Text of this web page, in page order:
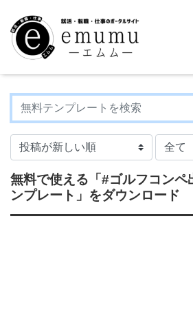
無料で使える 「#ゴルフコン
ンプレート」 をダウンロード